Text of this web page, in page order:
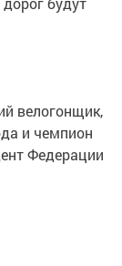
велогонщик,
и чемпион
Федерации